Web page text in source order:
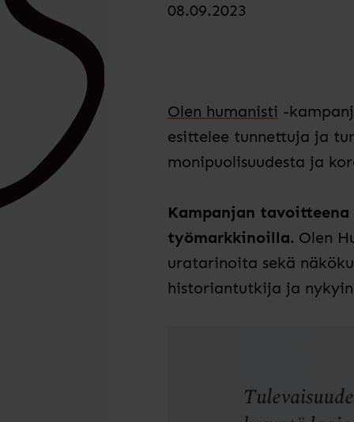
08.09.2023
Olen humanisti -
esittelee tunnettuja ja
monipuolisuudesta ja
Kampanjan
työmarkkinoilla. Olen
uratarinoita sekä
historiantutkija ja